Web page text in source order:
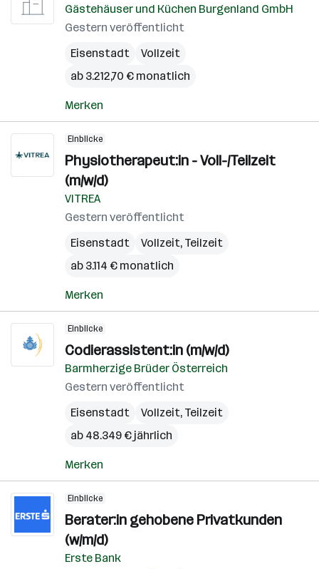
Gästehäuser und Küchen Burgenland GmbH
Gestern veröffentlicht
Eisenstadt
Vollzeit
ab 3.212,70 € monatlich
Merken
Einblicke
Physiotherapeut:in - Voll-/Teilzeit
(m/w/d)
VITREA
Gestern veröffentlicht
Eisenstadt
Vollzeit, Teilzeit
ab 3.114 € monatlich
Merken
Einblicke
Codierassistent:in (m/w/d)
Barmherzige Brüder Österreich
Gestern veröffentlicht
Eisenstadt
Vollzeit, Teilzeit
ab 48.349 € jährlich
Merken
Einblicke
Berater:in gehobene Privatkunden
(w/m/d)
Erste Bank